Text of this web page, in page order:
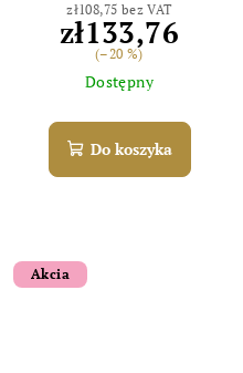
zł108,75 bez VAT
zł133,76
(–20 %)
Dostępny
Do koszyka
Akcia